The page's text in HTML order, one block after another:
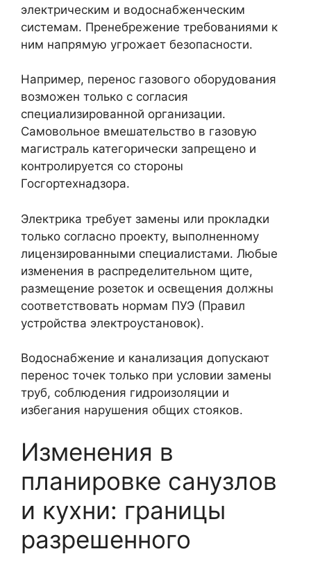
электрическим и водоснабженческим
системам. Пренебрежение требованиями к
ним напрямую угрожает безопасности.
Например, перенос газового оборудования
возможен только с согласия
специализированной организации.
Самовольное вмешательство в газовую
магистраль категорически запрещено и
контролируется со стороны
Госгортехнадзора.
Электрика требует замены или прокладки
только согласно проекту, выполненному
лицензированными специалистами. Любые
изменения в распределительном щите,
размещение розеток и освещения должны
соответствовать нормам ПУЭ (Правил
устройства электроустановок).
Водоснабжение и канализация допускают
перенос точек только при условии замены
труб, соблюдения гидроизоляции и
избегания нарушения общих стояков.
Изменения в
планировке санузлов
и кухни: границы
разрешенного